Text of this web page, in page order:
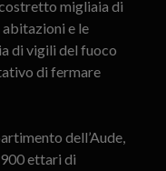
migliaia di
e le
di vigili del fuoco
di fermare
dell’Aude,
ettari di